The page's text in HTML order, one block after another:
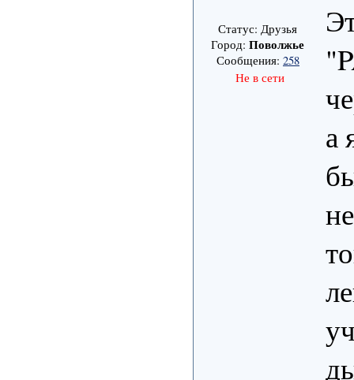
Статус: Друзья
Город:Поволжье
Сообщения: 258
Не в сети
а